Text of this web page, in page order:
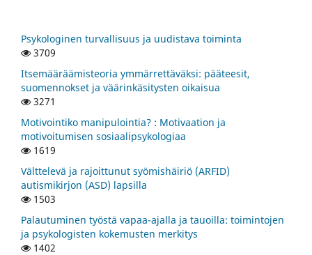
Psykologinen turvallisuus ja uudistava toiminta
3709
Itsemääräämisteoria ymmärrettäväksi: pääteesit,
suomennokset ja väärinkäsitysten oikaisua
3271
Motivointiko manipulointia? : Motivaation ja
motivoitumisen sosiaalipsykologiaa
1619
Välttelevä ja rajoittunut syömishäiriö (ARFID)
autismikirjon (ASD) lapsilla
1503
Palautuminen työstä vapaa-ajalla ja tauoilla: toimintojen
ja psykologisten kokemusten merkitys
1402